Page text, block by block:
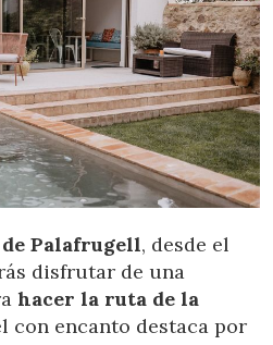
Palafrugell, desde el
disfrutar de una
hacer la ruta de la
con encanto destaca por